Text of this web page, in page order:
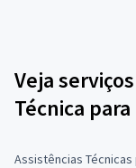
Veja
Técnica
Assistências